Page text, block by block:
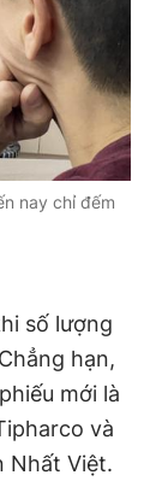
Chính sách bảo
24.3.2020
Cấm sao
thuận bằng văn
nay chỉ đếm
số lượng
hạn,
mới là
và
Nhất Việt.